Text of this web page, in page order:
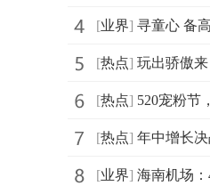
[业界] 寻童心 备
[热点] 玩出骄傲来！2026
[热点] 520宠粉节
[热点] 年中增长决战在即，巨
[业界] 海南机场：4月